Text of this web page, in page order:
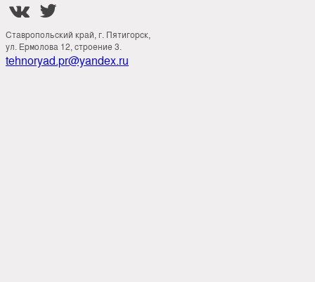
 
Ставропольский край, г. Пятигорск,
ул. Ермолова 12, строение 3.
tehnoryad.pr@yandex.ru